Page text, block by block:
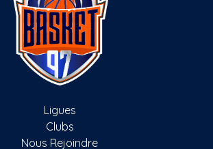
Ligues
Clubs
Nous Rejoindre